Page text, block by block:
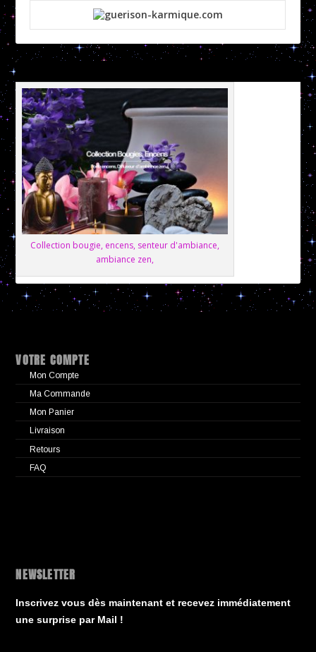
Collection bougie, encens, senteur d'ambiance,
ambiance zen,
VOTRE COMPTE
Mon Compte
Ma Commande
Mon Panier
Livraison
Retours
FAQ
NEWSLETTER
Inscrivez vous dès maintenant et recevez immédiatement
une surprise par Mail !